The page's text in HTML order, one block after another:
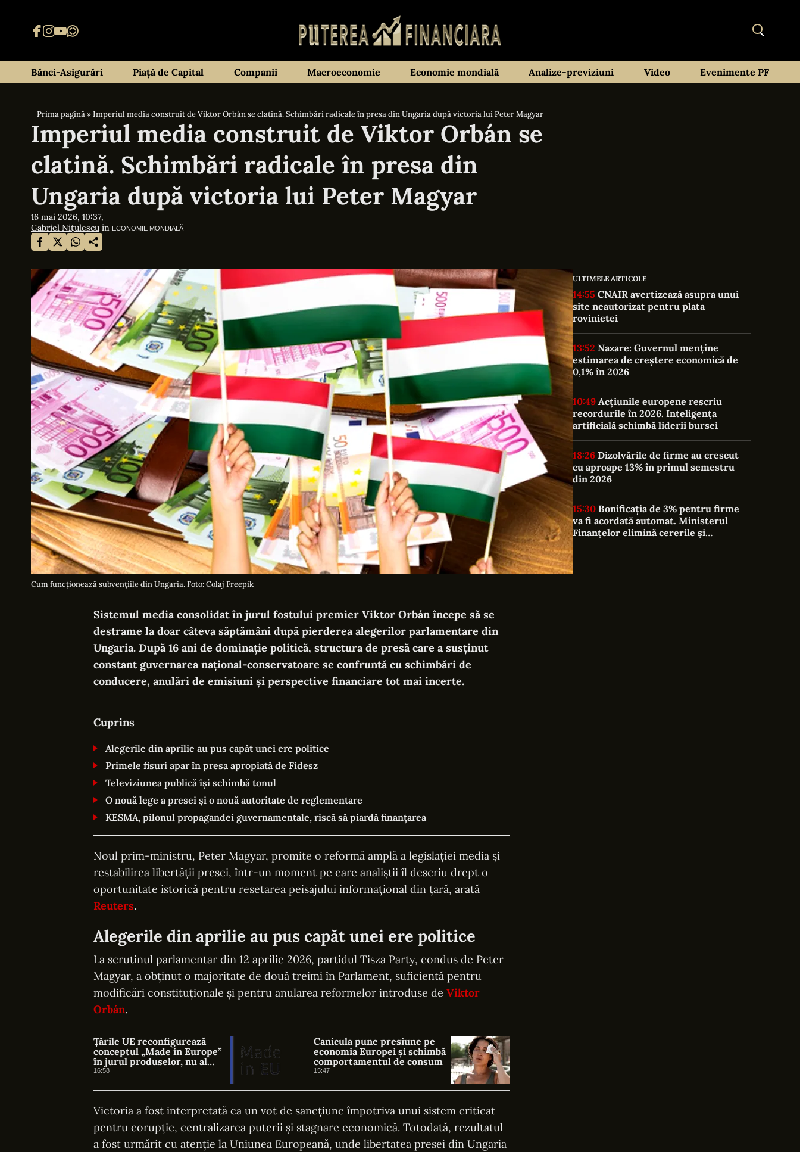
Bănci-Asigurări Piață de Capital Companii Macroeconomie Economie mondială Analize-previziuni Video Evenimente PF
Prima pagină»Imperiul media construit de Viktor Orbán se clatină. Schimbări radicale în presa din Ungaria după victoria lui Peter Magyar
Imperiul media construit de Viktor Orbán se
clatină. Schimbări radicale în presa din
Ungaria după victoria lui Peter Magyar
16 mai 2026, 10:37,
Gabriel Nițulescu în ECONOMIE MONDIALĂ
Cum funcționează subvențiile din Ungaria. Foto: Colaj Freepik
Sistemul media consolidat în jurul fostului premier Viktor Orbán începe să se
destrame la doar câteva săptămâni după pierderea alegerilor parlamentare din
Ungaria. După 16 ani de dominație politică, structura de presă care a susținut
constant guvernarea național-conservatoare se confruntă cu schimbări de
conducere, anulări de emisiuni și perspective financiare tot mai incerte.
Cuprins
Alegerile din aprilie au pus capăt unei ere politice
Primele fisuri apar în presa apropiată de Fidesz
Televiziunea publică își schimbă tonul
O nouă lege a presei și o nouă autoritate de reglementare
KESMA, pilonul propagandei guvernamentale, riscă să piardă finanțarea
Noul prim-ministru, Peter Magyar, promite o reformă amplă a legislației media și
restabilirea libertății presei, într-un moment pe care analiștii îl descriu drept o
oportunitate istorică pentru resetarea peisajului informațional din țară, arată
Reuters.
Alegerile din aprilie au pus capăt unei ere politice
La scrutinul parlamentar din 12 aprilie 2026, partidul Tisza Party, condus de Peter
Magyar, a obținut o majoritate de două treimi în Parlament, suficientă pentru
modificări constituționale și pentru anularea reformelor introduse de Viktor
Orbán.
Țările UE reconfigurează
conceptul „Made in Europe”
în jurul produselor, nu al
țărilor
16:58
Canicula pune presiune pe
economia Europei și schimbă
comportamentul de consum
15:47
Victoria a fost interpretată ca un vot de sancțiune împotriva unui sistem criticat
pentru corupție, centralizarea puterii și stagnare economică. Totodată, rezultatul
a fost urmărit cu atenție la Uniunea Europeană, unde libertatea presei din Ungaria
ULTIMELE ARTICOLE
14:55
site neautorizat pentru plata
rovinietei
13:52
estimarea de creștere economică de
0,1% în 2026
10:49
recordurile în 2026. Inteligența
artificială schimbă liderii bursei
18:26
cu aproape 13% în primul semestru
din 2026
15:30
va fi acordată automat. Ministerul
Finanțelor elimină cererile și